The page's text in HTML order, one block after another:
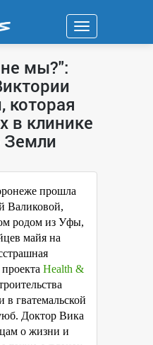
Навигация
мы?":
которая
в клинике
Земли
прошла
Валиковой,
родом из Уфы,
майя на
Health &
в гватемальской
Доктор Вика
о жизни и